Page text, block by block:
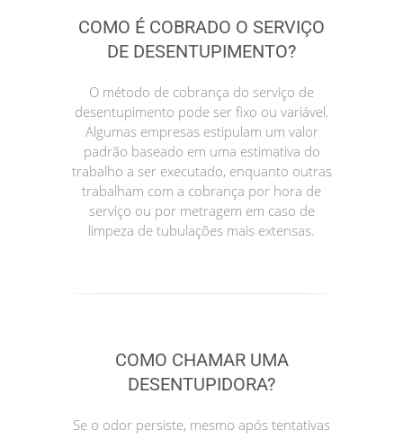
COMO É COBRADO O SERVIÇO
DE DESENTUPIMENTO?
O método de cobrança do serviço de
desentupimento pode ser fixo ou variável.
Algumas empresas estipulam um valor
padrão baseado em uma estimativa do
trabalho a ser executado, enquanto outras
trabalham com a cobrança por hora de
serviço ou por metragem em caso de
limpeza de tubulações mais extensas.
COMO CHAMAR UMA
DESENTUPIDORA?
Se o odor persiste, mesmo após tentativas